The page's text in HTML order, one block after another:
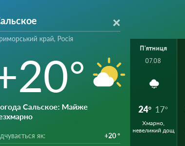
край, Росія
Сальское: Майже
як: +20 °
П'ятниця
07.08
24° 17°
Хмарно,
невеликий дощ